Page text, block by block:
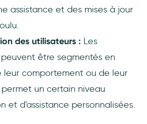
assistance et des mises à jour
des utilisateurs : Les
être segmentés en
leur comportement ou de leur
un certain niveau
et d'assistance personnalisées.